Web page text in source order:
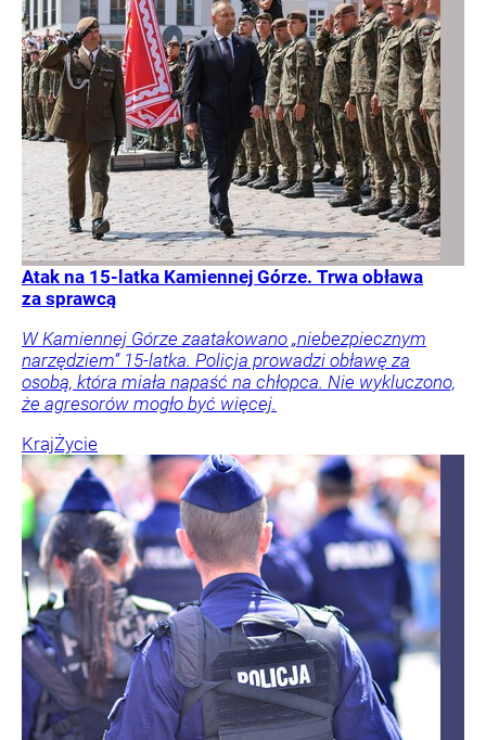
Atak na 15-latka Kamiennej Górze. Trwa obława
za sprawcą
W Kamiennej Górze zaatakowano „niebezpiecznym
narzędziem” 15-latka. Policja prowadzi obławę za
osobą, która miała napaść na chłopca. Nie wykluczono,
że agresorów mogło być więcej.
KrajŻycie